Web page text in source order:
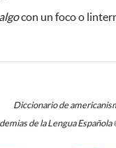
algocon un foco o
Diccionario de
de la Lengua